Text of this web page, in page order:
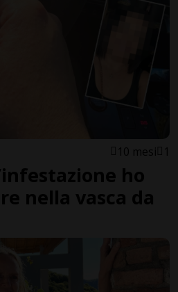
10 mesi 1
ho
nella vasca da